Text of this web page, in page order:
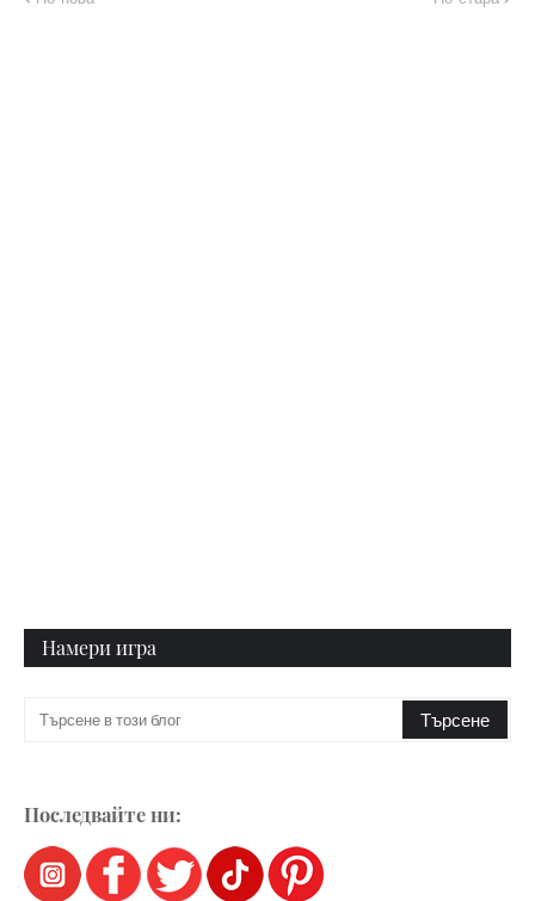
Намери игра
Последвайте ни: